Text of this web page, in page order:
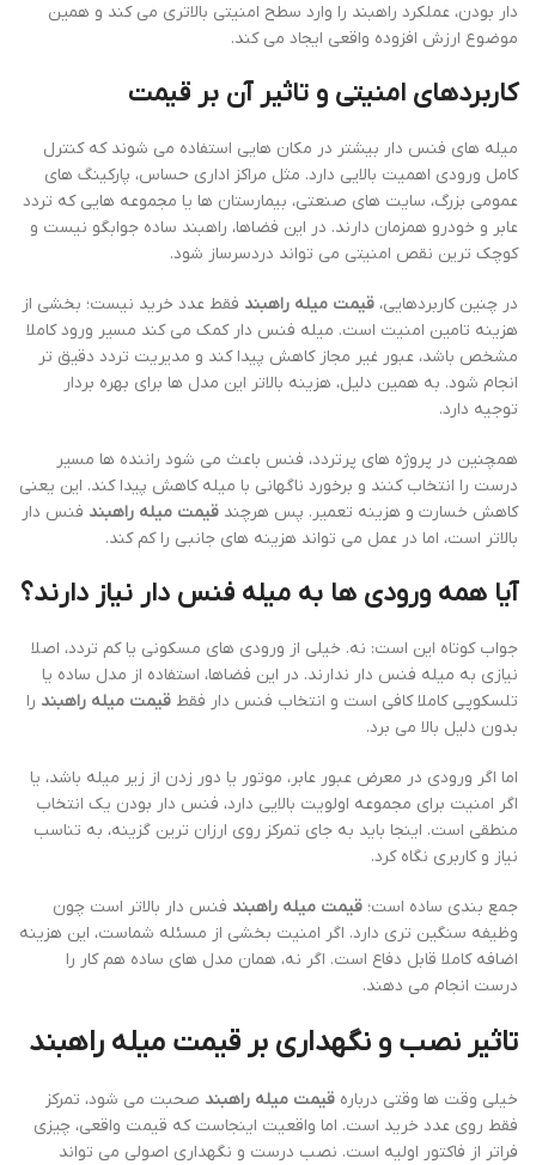
دار بودن، عملکرد راهبند را وارد سطح امنیتی بالاتری می کند و همین
موضوع ارزش افزوده واقعی ایجاد می کند.
کاربردهای امنیتی و تاثیر آن بر قیمت
میله های فنس دار بیشتر در مکان هایی استفاده می شوند که کنترل
کامل ورودی اهمیت بالایی دارد. مثل مراکز اداری حساس، پارکینگ های
عمومی بزرگ، سایت های صنعتی، بیمارستان ها یا مجموعه هایی که تردد
عابر و خودرو همزمان دارند. در این فضاها، راهبند ساده جوابگو نیست و
کوچک ترین نقص امنیتی می تواند دردسرساز شود.
در چنین کاربردهایی، قیمت میله راهبند فقط عدد خرید نیست؛ بخشی از
هزینه تامین امنیت است. میله فنس دار کمک می کند مسیر ورود کاملا
مشخص باشد، عبور غیر مجاز کاهش پیدا کند و مدیریت تردد دقیق تر
انجام شود. به همین دلیل، هزینه بالاتر این مدل ها برای بهره بردار
توجیه دارد.
همچنین در پروژه های پرتردد، فنس باعث می شود راننده ها مسیر
درست را انتخاب کنند و برخورد ناگهانی با میله کاهش پیدا کند. این یعنی
کاهش خسارت و هزینه تعمیر. پس هرچند قیمت میله راهبند فنس دار
بالاتر است، اما در عمل می تواند هزینه های جانبی را کم کند.
آیا همه ورودی ها به میله فنس دار نیاز دارند؟
جواب کوتاه این است: نه. خیلی از ورودی های مسکونی یا کم تردد، اصلا
نیازی به میله فنس دار ندارند. در این فضاها، استفاده از مدل ساده یا
تلسکوپی کاملا کافی است و انتخاب فنس دار فقط قیمت میله راهبند را
بدون دلیل بالا می برد.
اما اگر ورودی در معرض عبور عابر، موتور یا دور زدن از زیر میله باشد، یا
اگر امنیت برای مجموعه اولویت بالایی دارد، فنس دار بودن یک انتخاب
منطقی است. اینجا باید به جای تمرکز روی ارزان ترین گزینه، به تناسب
نیاز و کاربری نگاه کرد.
جمع بندی ساده است؛ قیمت میله راهبند فنس دار بالاتر است چون
وظیفه سنگین تری دارد. اگر امنیت بخشی از مسئله شماست، این هزینه
اضافه کاملا قابل دفاع است. اگر نه، همان مدل های ساده هم کار را
درست انجام می دهند.
تاثیر نصب و نگهداری برقیمت میله راهبند
خیلی وقت ها وقتی درباره قیمت میله راهبند صحبت می شود، تمرکز
فقط روی عدد خرید است. اما واقعیت اینجاست که قیمت واقعی، چیزی
فراتر از فاکتور اولیه است. نصب درست و نگهداری اصولی می تواند